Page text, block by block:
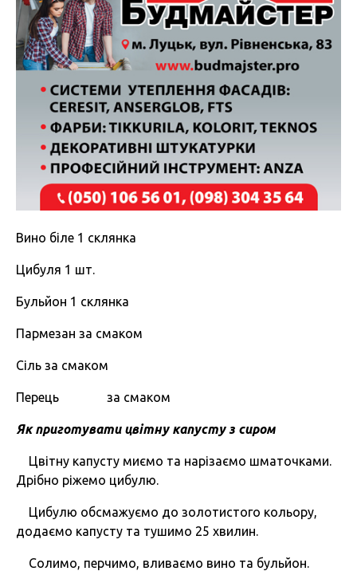
Вино біле 1 склянка
Цибуля 1 шт.
Бульйон 1 склянка
Пармезан за смаком
Сіль за смаком
Перець за смаком
Як приготувати цвітну капусту з сиром
Цвітну капусту миємо та нарізаємо шматочками.
Дрібно ріжемо цибулю.
Цибулю обсмажуємо до золотистого кольору,
додаємо капусту та тушимо 25 хвилин.
Солимо, перчимо, вливаємо вино та бульйон.